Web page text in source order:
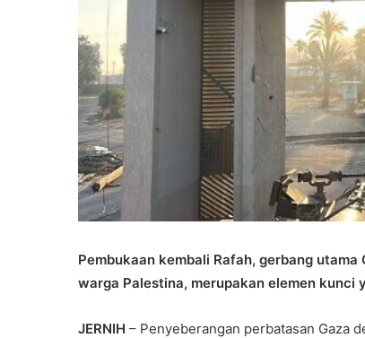
Pembukaan kembali Rafah, gerbang
warga Palestina, merupakan elemen kunci
JERNIH – Penyeberangan perbatasan Gaza